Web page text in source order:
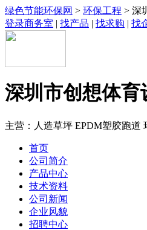
绿色节能环保网 > 环保工程 > 深
登录商务室 | 找产品 | 找求购 | 找
深圳市创想体
主营：人造草坪 EPDM塑胶跑道
首页
公司简介
产品中心
技术资料
公司新闻
企业风貌
招聘中心